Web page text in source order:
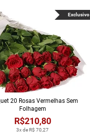
3x de R$ 70,27
R$210,80
20 Rosas Vermelhas Sem
Folhagem
Exclusivo